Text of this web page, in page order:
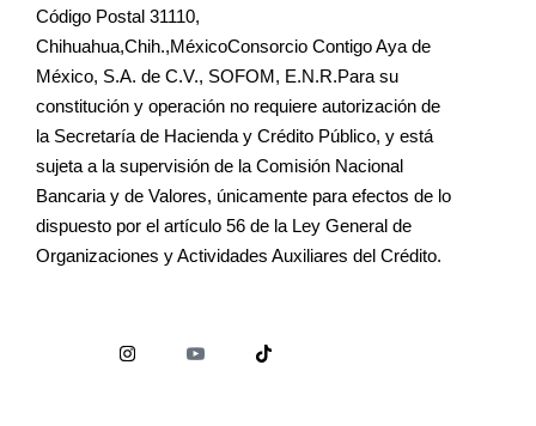
Código Postal 31110,
Chihuahua,Chih.,MéxicoConsorcio Contigo Aya de
México, S.A. de C.V., SOFOM, E.N.R.Para su
constitución y operación no requiere autorización de
la Secretaría de Hacienda y Crédito Público, y está
sujeta a la supervisión de la Comisión Nacional
Bancaria y de Valores, únicamente para efectos de lo
dispuesto por el artículo 56 de la Ley General de
Organizaciones y Actividades Auxiliares del Crédito.